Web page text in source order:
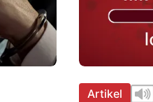
Artikel